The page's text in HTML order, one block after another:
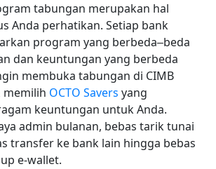
tabungan merupakan hal
Anda perhatikan. Setiap bank
program yang berbeda–beda
dan keuntungan yang berbeda
membuka tabungan di CIMB
memilih OCTO Savers yang
keuntungan untuk Anda.
admin bulanan, bebas tarik tunai
transfer ke bank lain hingga bebas
e-wallet.